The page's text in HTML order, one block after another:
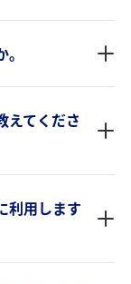
えてくださ
利用します